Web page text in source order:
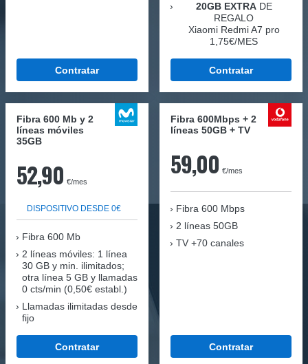
Contratar
20GB EXTRADE
REGALO
Xiaomi Redmi A7 pro
1,75€/MES
Contratar
Fibra 600 Mb y 2
líneas móviles
35GB
52,90 €/mes
DISPOSITIVO DESDE 0€
Fibra 600 Mb
2 líneas móviles: 1 línea
30 GB y min. ilimitados;
otra línea 5 GB y llamadas
0 cts/min (0,50€ establ.)
Llamadas ilimitadas desde
fijo
Contratar
Fibra 600Mbps + 2
líneas 50GB + TV
59,00 €/mes
Fibra 600 Mbps
2 líneas 50GB
TV +70 canales
Contratar